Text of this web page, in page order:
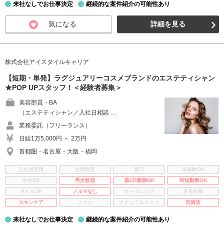
来社なしでお仕事決定 継続的な案件紹介の可能性あり
気になる 詳細を見る
株式会社アイスタイルキャリア
【短期・単発】ラグジュアリーコスメブランドのエステティシャン
★POP UPスタッフ！＜経験者募集＞
美容部員・BA
（エステティシャン／入社日相談 …
業務委託（フリーランス）
日給1万5,000円 ～ 2万円
首都圏・名古屋・大阪・福岡
正社員登用 社割制度 賞与
未経験OK
学生OK
男女歓迎 週3日勤務OK
時短勤務OK
ネイルOK
ノルマなし オープニング
店長候補
スキンケア
メイク ナチュラルコスメ 百貨店
来社なしでお仕事決定 継続的な案件紹介の可能性あり